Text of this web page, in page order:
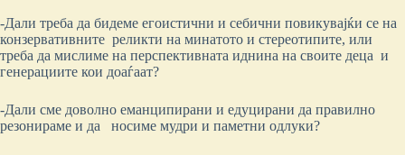
-Дали треба да бидеме егоистични и себични повикувајќи се на
конзервативните реликти на минатото и стереотипите, или
треба да мислиме на перспективната иднина на своите деца и
генерациите кои доаѓаат?
-Дали сме доволно еманципирани и едуцирани да правилно
резонираме и да носиме мудри и паметни одлуки?